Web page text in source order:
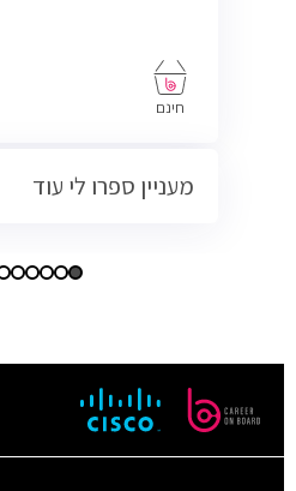
חינם
מעניין ספרו לי עוד